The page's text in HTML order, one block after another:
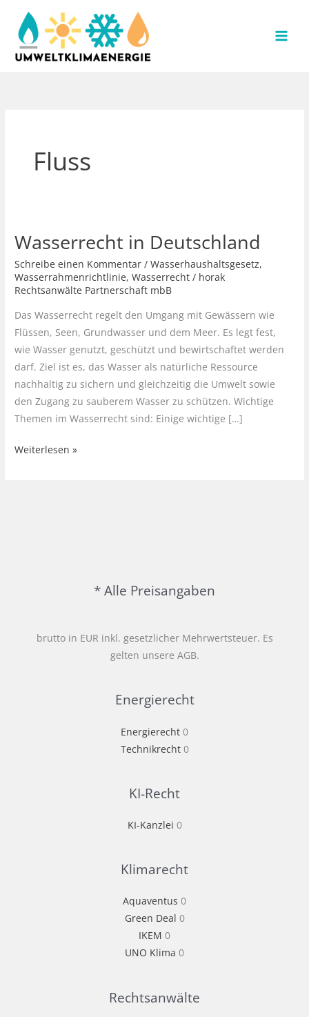
Inhalt
springen
Fluss
Wasserrecht in Deutschland
Schreibe einen Kommentar /Wasserhaushaltsgesetz,
Wasserrahmenrichtlinie,Wasserrecht / horak
Rechtsanwälte Partnerschaft mbB
Das Wasserrecht regelt den Umgang mit Gewässern wie
Flüssen, Seen, Grundwasser und dem Meer. Es legt fest,
wie Wasser genutzt, geschützt und bewirtschaftet werden
darf. Ziel ist es, das Wasser als natürliche Ressource
nachhaltig zu sichern und gleichzeitig die Umwelt sowie
den Zugang zu sauberem Wasser zu schützen. Wichtige
Themen im Wasserrecht sind: Einige wichtige […]
Wasserrecht
Weiterlesen »
* Alle Preisangaben
brutto in EUR inkl. gesetzlicher Mehrwertsteuer. Es
gelten unsere AGB.
Energierecht
Energierecht 0
Technikrecht0
KI-Recht
KI-Kanzlei 0
Klimarecht
Aquaventus 0
Green Deal 0
IKEM 0
UNO Klima 0
Rechtsanwälte